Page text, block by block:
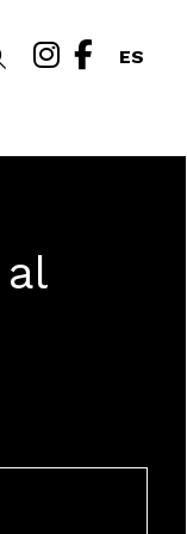
ES
Link a
Link
Buscar